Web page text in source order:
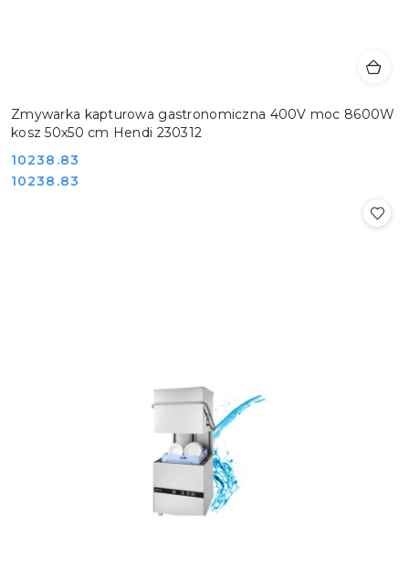
Zmywarka kapturowa gastronomiczna 400V moc 8600W
kosz 50x50 cm Hendi 230312
Cena:
10238.83
Cena:
10238.83